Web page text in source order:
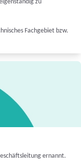
zu
Fachgebiet bzw.
ernannt.